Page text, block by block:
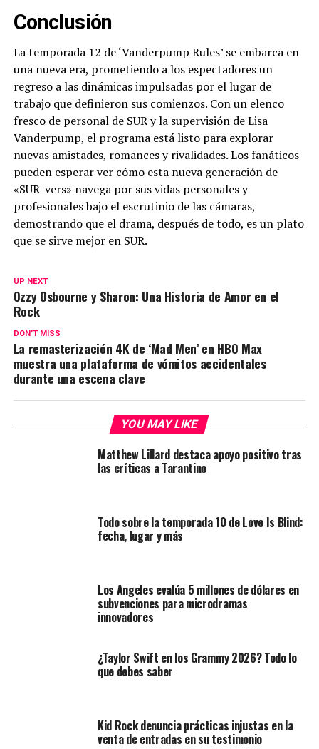
Conclusión
La temporada 12 de ‘Vanderpump Rules’ se embarca en
una nueva era, prometiendo a los espectadores un
regreso a las dinámicas impulsadas por el lugar de
trabajo que definieron sus comienzos. Con un elenco
fresco de personal de SUR y la supervisión de Lisa
Vanderpump, el programa está listo para explorar
nuevas amistades, romances y rivalidades. Los fanáticos
pueden esperar ver cómo esta nueva generación de
«SUR-vers» navega por sus vidas personales y
profesionales bajo el escrutinio de las cámaras,
demostrando que el drama, después de todo, es un plato
que se sirve mejor en SUR.
UP NEXT
Ozzy Osbourne y Sharon: Una Historia de Amor en el
Rock
DON'T MISS
La remasterización 4K de ‘Mad Men’ en HBO Max
muestra una plataforma de vómitos accidentales
durante una escena clave
YOU MAY LIKE
Matthew Lillard destaca apoyo positivo tras
las críticas a Tarantino
Todo sobre la temporada 10 de Love Is Blind:
fecha, lugar y más
Los Ángeles evalúa 5 millones de dólares en
subvenciones para microdramas
innovadores
¿Taylor Swift en los Grammy 2026? Todo lo
que debes saber
Kid Rock denuncia prácticas injustas en la
venta de entradas en su testimonio